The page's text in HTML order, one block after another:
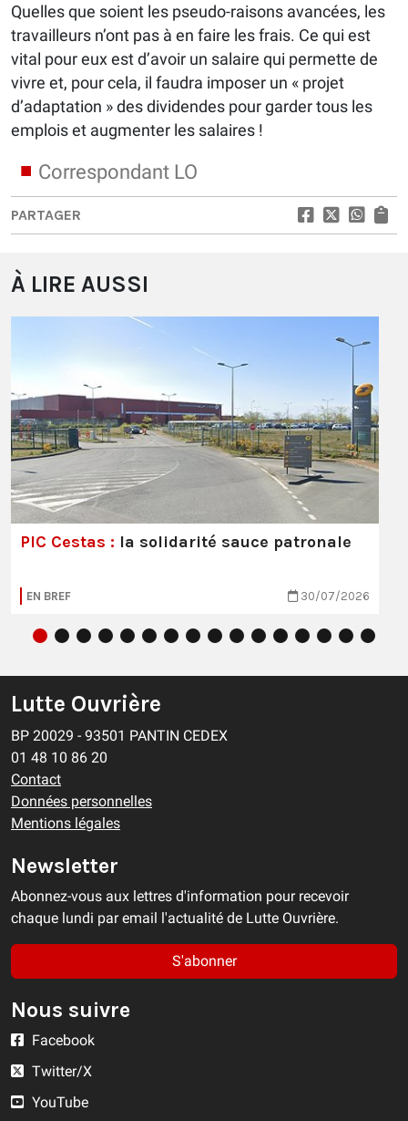
Quelles que soient les pseudo-raisons avancées, les
travailleurs n’ont pas à en faire les frais. Ce qui est
vital pour eux est d’avoir un salaire qui permette de
vivre et, pour cela, il faudra imposer un « projet
d’adaptation » des dividendes pour garder tous les
emplois et augmenter les salaires !
Correspondant LO
PARTAGER
À LIRE AUSSI
PIC Cestas : la solidarité sauce patronale
EN BREF 30/07/2026
Lutte Ouvrière
BP 20029 - 93501 PANTIN CEDEX
01 48 10 86 20
Contact
Données personnelles
Mentions légales
Newsletter
Abonnez-vous aux lettres d'information pour recevoir
chaque lundi par email l'actualité de Lutte Ouvrière.
S'abonner
Nous suivre
Facebook
Twitter/X
YouTube